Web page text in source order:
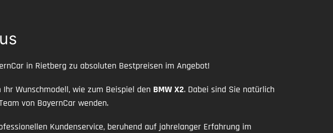
in Rietberg zu absoluten Bestpreisen im Angebot!
Wunschmodell, wie zum Beispiel den BMW X2. Dabei sind Sie natürlich
von BayernCar wenden.
Kundenservice, beruhend auf jahrelanger Erfahrung im